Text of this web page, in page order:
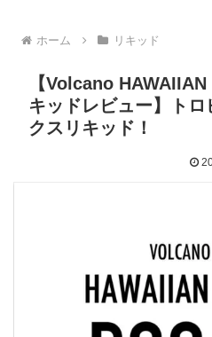
ホーム リキッド
【Volcano
キッドレビュー】ト
クスリキッド！